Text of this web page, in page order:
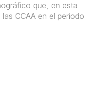
que, en esta
CCAA en el periodo